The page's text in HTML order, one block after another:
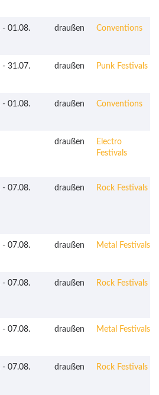
- 01.08. draußen Conventions
- 31.07. draußen Punk Festivals
- 01.08. draußen Conventions
draußen
Electro
Festivals
- 07.08. draußen Rock Festivals
- 07.08. draußen Metal Festivals
- 07.08. draußen Rock Festivals
- 07.08. draußen Metal Festivals
- 07.08. draußen Rock Festivals